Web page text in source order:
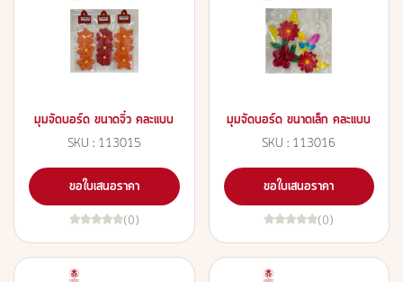
มุมจัดบอร์ด ขนาดจิ๋ว คละแบบ
SKU : 113015
ขอใบเสนอราคา
(0)
มุมจัดบอร์ด ขนาดเล็ก คละแบบ
SKU : 113016
ขอใบเสนอราคา
(0)